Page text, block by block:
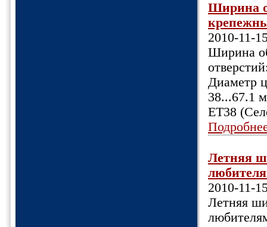
Ширина
2010-11-
Ширина
Диаметр
38...67.1
ET38
Летняя
2010-11-
Летняя